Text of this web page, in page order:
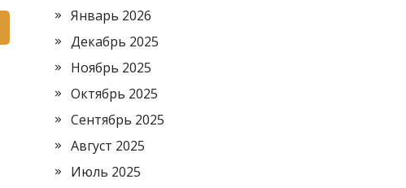
Январь 2026
Декабрь 2025
Ноябрь 2025
Октябрь 2025
Сентябрь 2025
Август 2025
Июль 2025